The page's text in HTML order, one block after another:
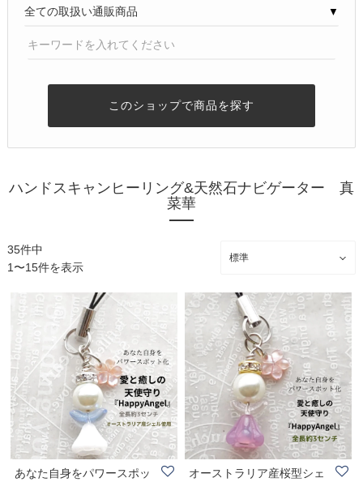
▼
このショップで商品を探す
ハンドスキャンヒーリング&天然石ナビゲーター 真
菜華
35件中
1〜15件を表示
あなた自身をパワースポッ
オーストラリア産桜型シェ